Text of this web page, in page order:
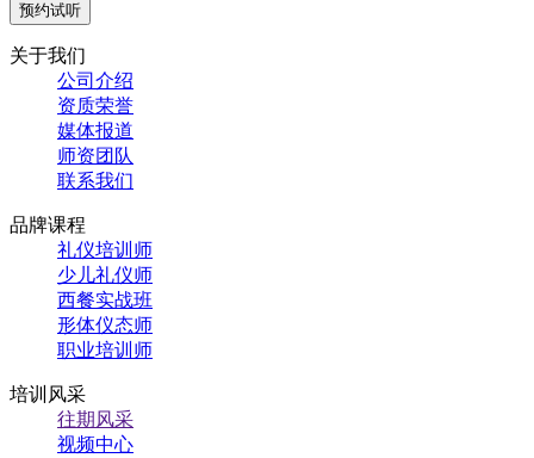
预约试听
关于我们
公司介绍
资质荣誉
媒体报道
师资团队
联系我们
品牌课程
礼仪培训师
少儿礼仪师
西餐实战班
形体仪态师
职业培训师
培训风采
往期风采
视频中心